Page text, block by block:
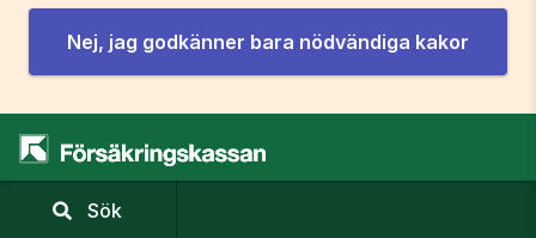
Nej, jag godkänner bara nödvändiga kakor
Sök